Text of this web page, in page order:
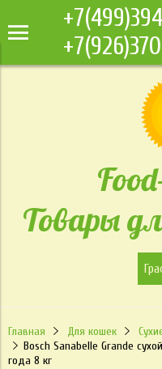
Товары
Главная Для кошек
Bosch Sanabelle Grande
года 8 кг